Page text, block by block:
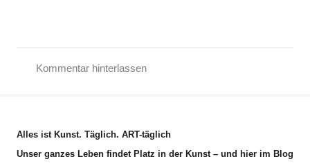
e
n
Kommentar hinterlassen
Alles ist Kunst. Täglich. ART-täglich
Unser ganzes Leben findet Platz in der Kunst – und hier im Blog